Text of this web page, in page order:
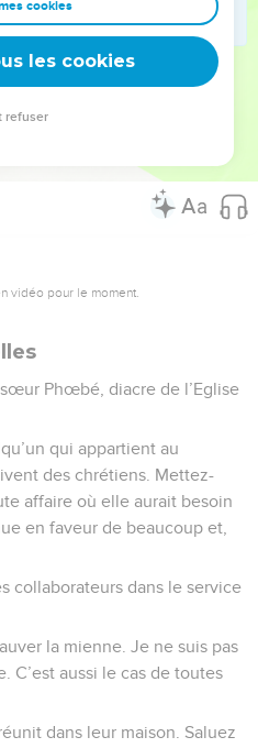
le cœur plein de joie, si
repos parmi vous.
soit avec vous tous. *Amen.
by Biblica, Inc.® Used by permission.
vidéo pour le moment.
Phœbé, diacre de l’Eglise
qui appartient au
des chrétiens. Mettez-
affaire où elle aurait besoin
en faveur de beaucoup et,
collaborateurs dans le service
la mienne. Je ne suis pas
C’est aussi le cas de toutes
dans leur maison. Saluez
cookies
les cookies
refuser